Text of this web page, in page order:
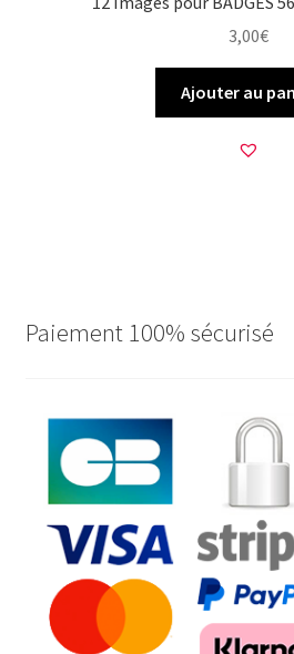
3,00€
Ajouter au
Paiement 100% sécurisé